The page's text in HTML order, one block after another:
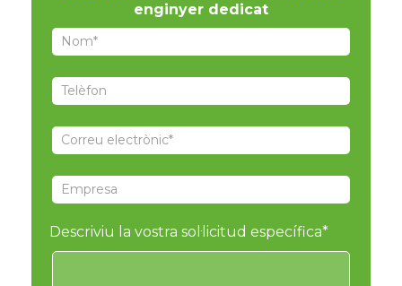
enginyer dedicat
Descriviu la vostra sol·licitud específica*